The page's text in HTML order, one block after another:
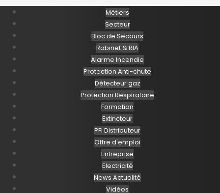
Métiers
Secteur
Bloc de Secours
Robinet & RIA
Alarme Incendie
Protection Anti-chute
Détecteur gaz
Protection Respiratoire
Formation
Extincteur
PFI Distributeur
Offre d'emploi
Entreprise
Electricité
News Actualité
Vidéos